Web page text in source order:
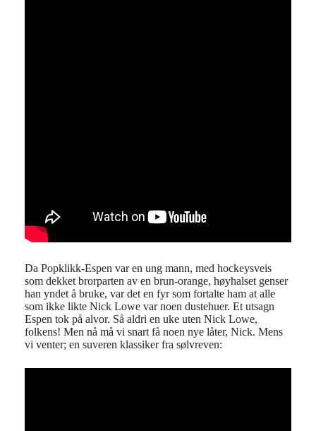
Da Popklikk-Espen var en ung mann, med hockeysveis
som dekket brorparten av en brun-orange, høyhalset genser
han yndet å bruke, var det en fyr som fortalte ham at alle
som ikke likte Nick Lowe var noen dustehuer. Et utsagn
Espen tok på alvor. Så aldri en uke uten Nick Lowe,
folkens! Men nå må vi snart få noen nye låter, Nick. Mens
vi venter; en suveren klassiker fra sølvreven: